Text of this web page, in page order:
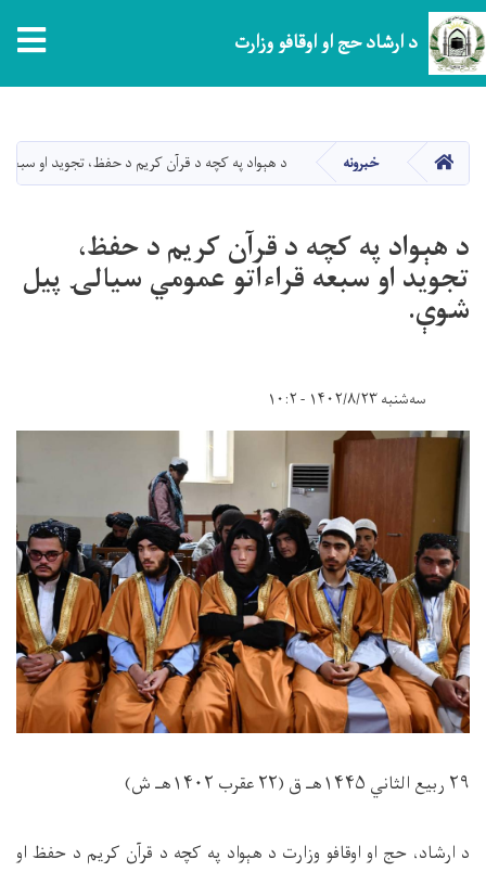
دانګل
د ارشاد حج او اوقافو وزارت
کور خبرونه د هېواد په کچه د قرآن کریم د حفظ، تجوید او
د هېواد په کچه د قرآن کریم د حفظ،
تجوید او سبعه قراءاتو عمومي سیالۍ پیل
شوې.
سه‌شنبه ۱۴۰۲/۸/۲۳ - ۱۰:۲
۲۹ ربیع الثاني ۱۴۴۵هـ ق (۲۲ عقرب ۱۴۰۲هـ ش)
د ارشاد، حج او اوقافو وزارت د هېواد په کچه د قرآن کریم د حفظ او